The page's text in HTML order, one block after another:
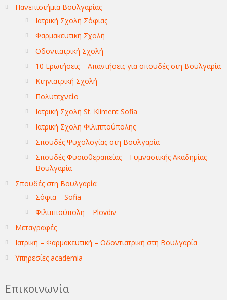
Πανεπιστήμια Βουλγαρίας
Ιατρική Σχολή Σόφιας
Φαρμακευτική Σχολή
Οδοντιατρική Σχολή
10 Ερωτήσεις – Απαντήσεις για σπουδές στη Βουλγαρία
Κτηνιατρική Σχολή
Πολυτεχνείο
Ιατρική Σχολή St. Kliment Sofia
Ιατρική Σχολή Φιλιππούπολης
Σπουδές Ψυχολογίας στη Βουλγαρία
Σπουδές Φυσιοθεραπείας – Γυμναστικής Ακαδημίας
Βουλγαρία
Σπουδές στη Βουλγαρία
Σόφια – Sofia
Φιλιππούπολη – Plovdiv
Μεταγραφές
Ιατρική – Φαρμακευτική – Οδοντιατρική στη Βουλγαρία
Υπηρεσίες academia
Επικοινωνία